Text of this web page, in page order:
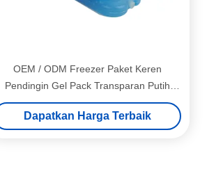
OEM / ODM Freezer Paket Keren
Pendingin Gel Pack Transparan Putih
Dengan Cairan Biru
Dapatkan Harga Terbaik